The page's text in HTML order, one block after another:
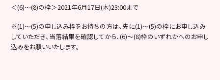
＜(6)～(8)の枠＞2021年6月17日(木)23:00まで
※(1)～(5)の申し込み枠をお持ちの方は、先に(1)～(5)の枠にお申し込み
していただき、当落結果を確認してから、(6)～(8)枠のいずれかへのお申し
込みをお願いいたします。